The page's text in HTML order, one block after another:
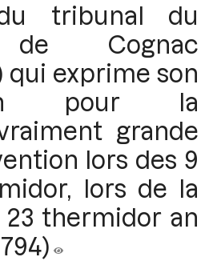
tribunal du
Cognac
qui exprime son
pour la
grande
lors des 9
lors de la
23 thermidor an